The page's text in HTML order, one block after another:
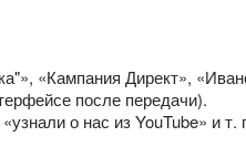
«Кампания Директ»,
после передачи).
о нас из YouTube» и т.